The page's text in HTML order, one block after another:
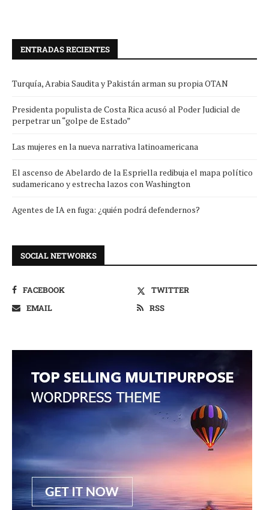
ENTRADAS RECIENTES
Turquía, Arabia Saudita y Pakistán arman su propia OTAN
Presidenta populista de Costa Rica acusó al Poder Judicial de
perpetrar un “golpe de Estado”
Las mujeres en la nueva narrativa latinoamericana
El ascenso de Abelardo de la Espriella redibuja el mapa político
sudamericano y estrecha lazos con Washington
Agentes de IA en fuga: ¿quién podrá defendernos?
SOCIAL NETWORKS
FACEBOOK
TWITTER
EMAIL
RSS